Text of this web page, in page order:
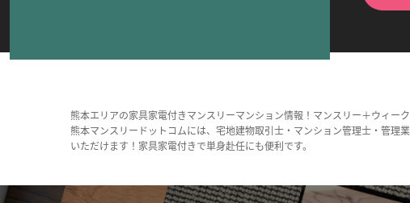
熊本エリアの家具家電付きマンスリーマンション情報！マンスリー＋ウィー
熊本マンスリードットコムには、宅地建物取引士・マンション管理士・管理
いただけます！家具家電付きで単身赴任にも便利です。